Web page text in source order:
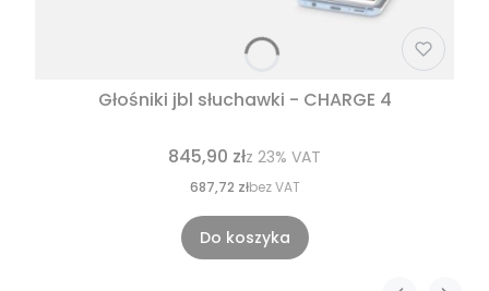
Głośniki jbl słuchawki - CHARGE 4
845,90 złz 23% VAT
687,72 złbez VAT
Do koszyka